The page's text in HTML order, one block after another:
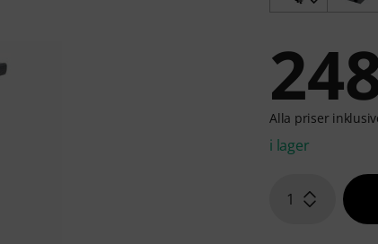
Alla priser
i lager
1